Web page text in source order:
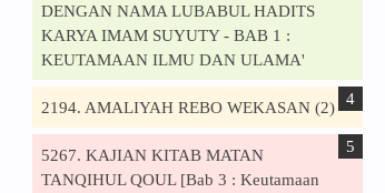
DENGAN NAMA LUBABUL HADITS
KARYA IMAM SUYUTY - BAB 1 :
KEUTAMAAN ILMU DAN ULAMA'
2194. AMALIYAH REBO WEKASAN (2)
5267. KAJIAN KITAB MATAN
TANQIHUL QOUL [Bab 3 : Keutamaan